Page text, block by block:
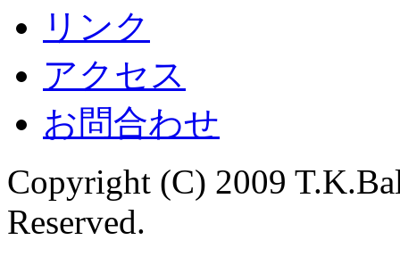
リンク
アクセス
お問合わせ
Copyright (C) 2009
Reserved.